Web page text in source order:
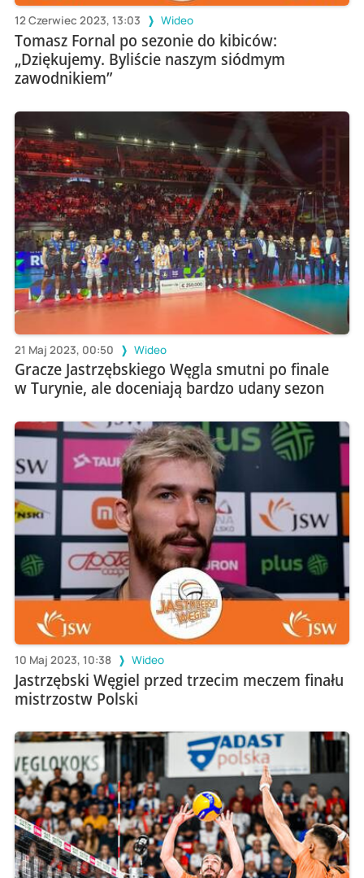
12 Czerwiec 2023, 13:03 Wideo
Tomasz Fornal po sezonie do kibiców:
„Dziękujemy. Byliście naszym siódmym
zawodnikiem”
21 Maj 2023, 00:50 Wideo
Gracze Jastrzębskiego Węgla smutni po finale
w Turynie, ale doceniają bardzo udany sezon
10 Maj 2023, 10:38 Wideo
Jastrzębski Węgiel przed trzecim meczem finału
mistrzostw Polski